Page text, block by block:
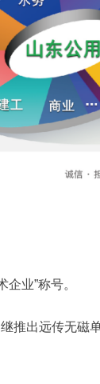
业”称号。
推出远传无磁